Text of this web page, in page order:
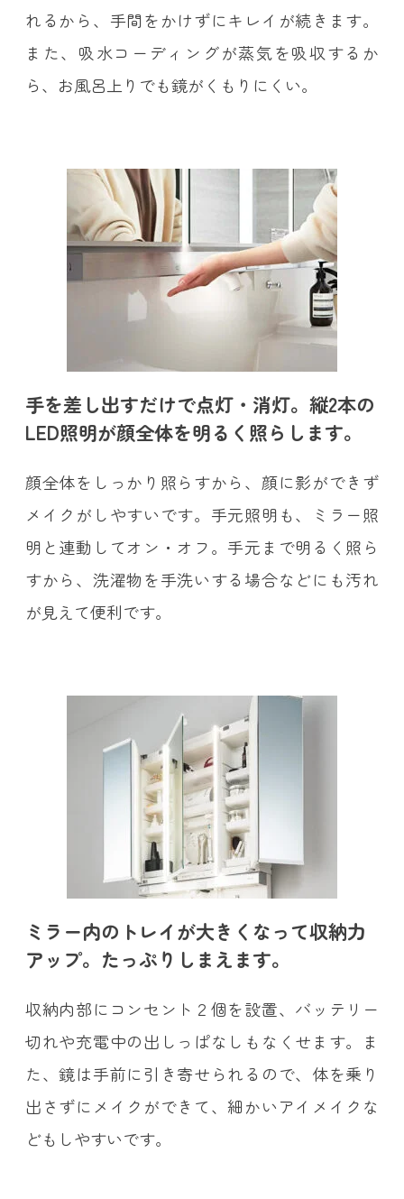
れるから、手間をかけずにキレイが続きます。
また、吸水コーディングが蒸気を吸収するか
ら、お風呂上りでも鏡がくもりにくい。
手を差し出すだけで点灯・消灯。縦2本の
LED照明が顔全体を明るく照らします。
顔全体をしっかり照らすから、顔に影ができず
メイクがしやすいです。手元照明も、ミラー照
明と連動してオン・オフ。手元まで明るく照ら
すから、洗濯物を手洗いする場合などにも汚れ
が見えて便利です。
ミラー内のトレイが大きくなって収納力
アップ。たっぷりしまえます。
収納内部にコンセント２個を設置、バッテリー
切れや充電中の出しっぱなしもなくせます。ま
た、鏡は手前に引き寄せられるので、体を乗り
出さずにメイクができて、細かいアイメイクな
どもしやすいです。